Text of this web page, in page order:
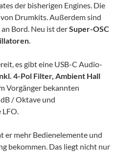
der bisherigen Engines. Die
von Drumkits. Außerdem sind
Bord. Neu ist derSuper-OSC
.
es gibt eine USB-C Audio-
4-Pol Filter, Ambient Hall
Vorgänger bekannten
/ Oktave und
er mehr Bedienelemente und
bekommen. Das liegt nicht nur